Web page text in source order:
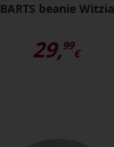
BARTS beanie Witzia
29,99
€